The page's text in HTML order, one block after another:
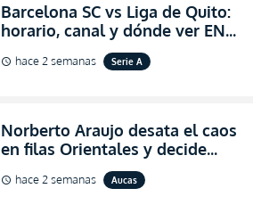
Barcelona SC vs Liga de Quito:
horario, canal y dónde ver EN
VIVO la Fecha 22 de la LigaPro
2026
schedule hace 2 semanas Serie A
Norberto Araujo desata el caos
en filas Orientales y decide
abandonar la dirección técnica
de Aucas
schedule hace 2 semanas Aucas